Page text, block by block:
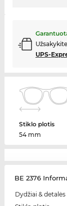
UPS-
Stiklo plotis
54 mm
BE 2376
Dydžiai & detalės